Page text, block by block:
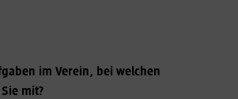
im Verein, bei welchen
mit?